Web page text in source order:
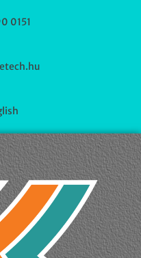
0151